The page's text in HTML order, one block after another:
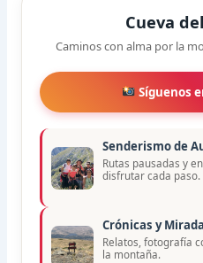
Cueva
Caminos con alma por la
Síguenos
Senderismo de
Rutas pausadas y
disfrutar cada paso.
Crónicas y Mirada
Relatos, fotografía
la montaña.